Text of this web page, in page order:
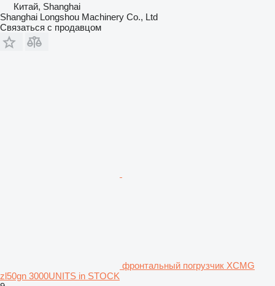
Китай, Shanghai
Shanghai Longshou Machinery Co., Ltd
Связаться с продавцом
фронтальный погрузчик XCMG
zl50gn 3000UNITS in STOCK